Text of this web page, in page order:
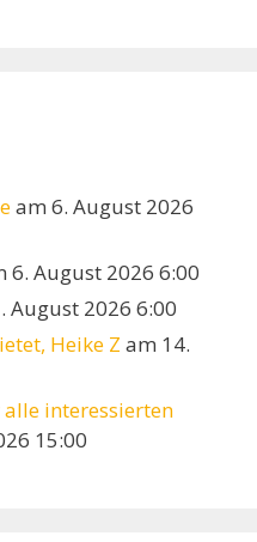
am 6. August 2026
6. August 2026 6:00
August 2026 6:00
Heike Z am 14.
interessierten
15:00